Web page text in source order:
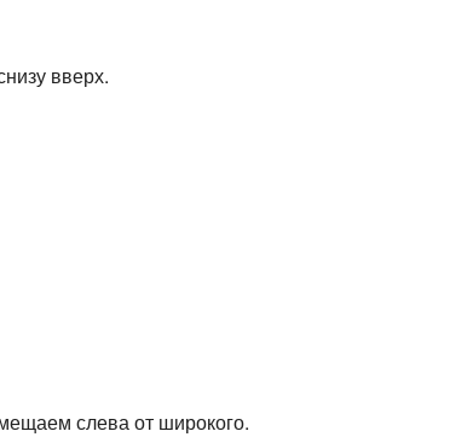
вверх.
слева от широкого.